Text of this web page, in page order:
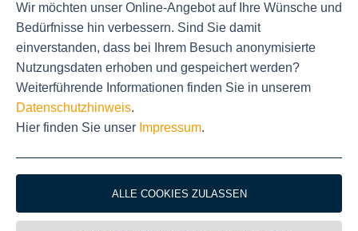
Unser ehemaliger Auszubildender Leon
Heckmann hat seine letzte Prüfung
erfolgreich bestanden und ist nun offiziell
Fachkraft für Lagerlogistik. Besonders schön:
Er bleibt Marinetech weiterhin treu und
unterstützt auch künftig unser Team im Lager.
Erfolgreich bestanden
10.06.2026
Wir möchten unser Online-Angebot auf Ihre Wünsche und
Bedürfnisse hin verbessern. Sind Sie damit
einverstanden, dass bei Ihrem Besuch anonymisierte
Nutzungsdaten erhoben und gespeichert werden?
Weiterführende Informationen finden Sie in unserem
Datenschutzhinweis.
Hier finden Sie unser Impressum.
ALLE COOKIES ZULASSEN